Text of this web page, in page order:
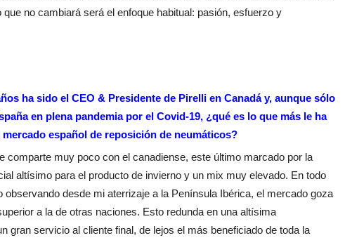
que no cambiará será el enfoque habitual: pasión, esfuerzo y
ha sido el CEO & Presidente de Pirelli en Canadá y, aunque sólo
en plena pandemia por el Covid-19, ¿qué es lo que más le ha
español de reposición de neumáticos?
comparte muy poco con el canadiense, este último marcado por la
altísimo para el producto de invierno y un mix muy elevado. En todo
observando desde mi aterrizaje a la Península Ibérica, el mercado goza
a la de otras naciones. Esto redunda en una altísima
gran servicio al cliente final, de lejos el más beneficiado de toda la